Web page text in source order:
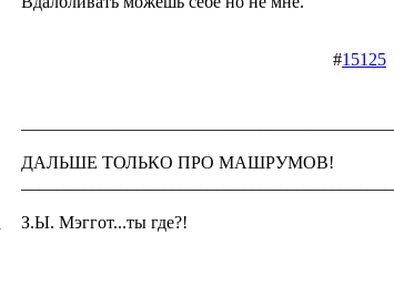
#15125
ДАЛЬШЕ ТОЛЬКО ПРО МАШРУМОВ!
З.Ы. Мэггот...ты где?!